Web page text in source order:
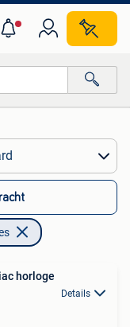
horloge
Details